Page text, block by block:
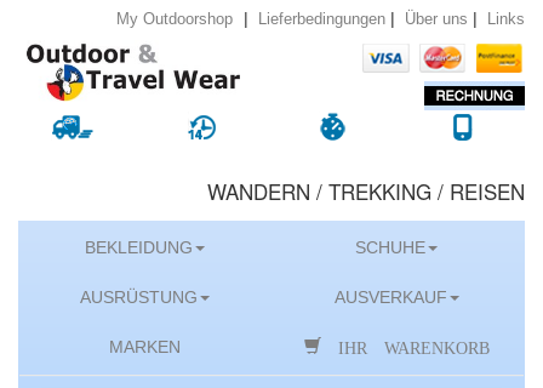
My Outdoorshop | Lieferbedingungen | Über uns | Links
WANDERN / TREKKING / REISEN
BEKLEIDUNG SCHUHE
AUSRÜSTUNG AUSVERKAUF
MARKEN IHR WARENKORB